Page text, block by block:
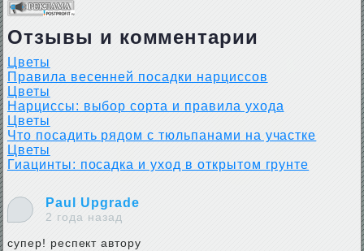
Отзывы и комментарии
Цветы
Правила весенней посадки нарциссов
Цветы
Нарциссы: выбор сорта и правила ухода
Цветы
Что посадить рядом с тюльпанами на участке
Цветы
Гиацинты: посадка и уход в открытом грунте
Paul Upgrade
2 года назад
супер! респект автору